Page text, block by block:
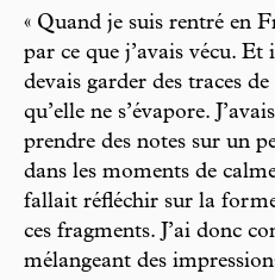
« Quand je suis rentré en
par ce que j’avais vécu.
devais garder des traces
qu’elle ne s’évapore.
prendre des notes sur un
dans les moments de
fallait réfléchir sur la
ces fragments. J’ai donc
mélangeant des